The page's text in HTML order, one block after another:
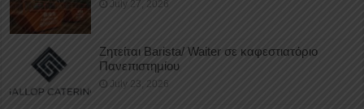
July 27, 2026
Ζητείται Barista/ Waiter σε καφεστιατόριο
Πανεπιστημίου
July 23, 2026